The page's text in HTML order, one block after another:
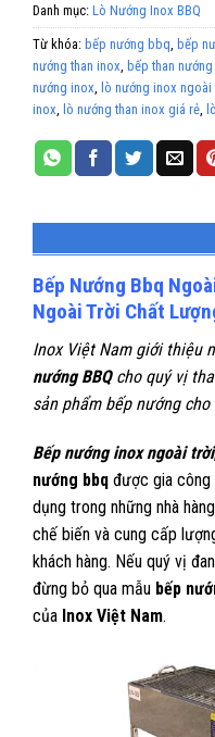
Danh mục: Lò Nướng Inox BBQ
Từ khóa: bếp nướng bbq bếp
nướng than inox bếp than
nướng inox
lò nướng inox ngoài
inox
lò nướng than inox giá rẻ
Bếp Nướng Bbq
Ngoài Trời Chất
Inox Việt Nam giới thiệu
nướng BBQ cho quý vị
sản phẩm bếp nướng
Bếp nướng inox ngoài trời
nướng bbq được gia công
dụng trong những nhà
chế biến và cung cấp
khách hàng. Nếu quý vị
đừng bỏ qua mẫu bếp
của Inox Việt Nam.